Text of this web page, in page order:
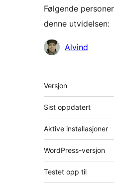
Følgende
denne utvidelsen:
Bidragsytere
Alvind
Meta
Versjon
Sist oppdatert
Aktive installasjoner
WordPress-versjon
Testet opp til